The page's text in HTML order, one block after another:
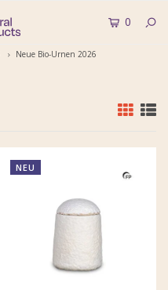
0
Neue Bio-Urnen 2026
NEU